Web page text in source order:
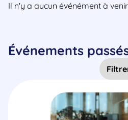
Il n'y a aucun événément à
Événements